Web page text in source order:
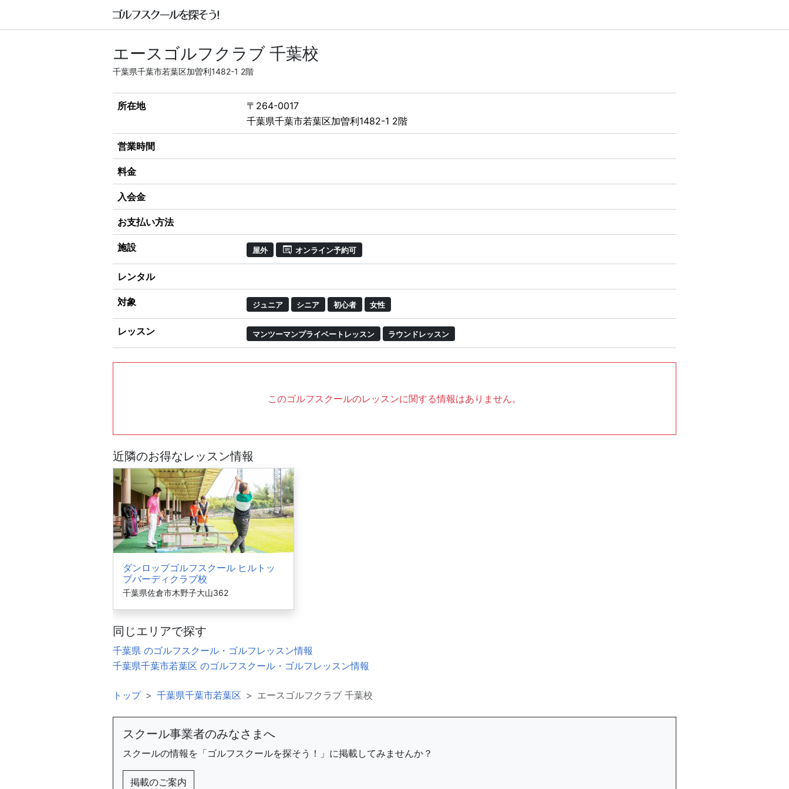
エースゴルフクラブ 千葉校
千葉県千葉市若葉区加曽利1482-1 2階
所在地
〒264-0017
千葉県千葉市若葉区加曽利1482-1 2階
営業時間
料金
入会金
お支払い方法
施設 屋外 オンライン予約可
レンタル
対象 ジュニア シニア 初心者 女性
レッスン マンツーマンプライベートレッスン ラウンドレッスン
このゴルフスクールのレッスンに関する情報はありません。
近隣のお得なレッスン情報
ダンロップゴルフスクール ヒルトッ
プバーディクラブ校
千葉県佐倉市木野子大山362
同じエリアで探す
千葉県 のゴルフスクール・ゴルフレッスン情報
千葉県千葉市若葉区 のゴルフスクール・ゴルフレッスン情報
トップ 千葉県千葉市若葉区 エースゴルフクラブ 千葉校
スクール事業者のみなさまへ
スクールの情報を「ゴルフスクールを探そう！」に掲載してみませんか？
掲載のご案内